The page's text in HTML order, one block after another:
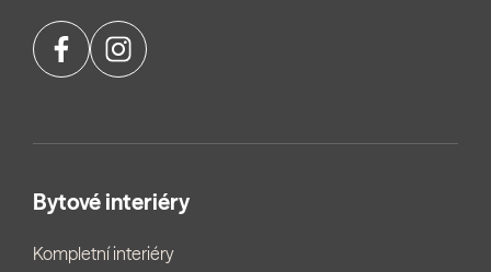
Bytové interiéry
Kompletní interiéry